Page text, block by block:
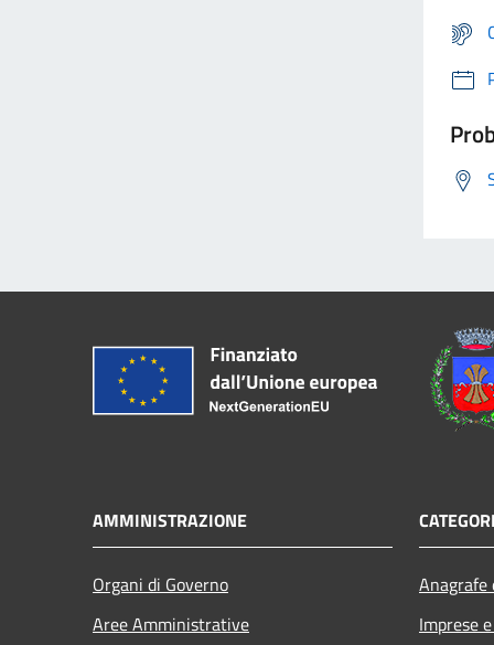
AMMINISTRAZIONE
Organi di Governo
Aree Amministrative
Imprese